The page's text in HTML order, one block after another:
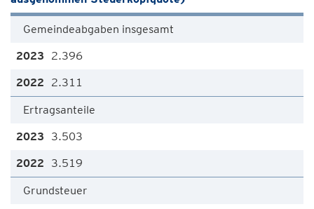
Gemeindeabgaben insgesamt
2.396
2.311
Ertragsanteile
3.503
3.519
Grundsteuer